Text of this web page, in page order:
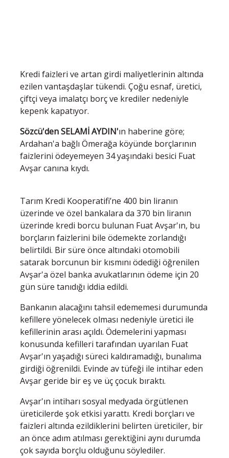
Kredi faizleri ve artan girdi maliyetlerinin altında
ezilen vantaşdaşlar tükendi. Çoğu esnaf, üretici,
çiftçi veya imalatçı borç ve krediler nedeniyle
kepenk kapatıyor.
Sözcü'den SELAMİ AYDIN'ın haberine göre;
Ardahan'a bağlı Ömerağa köyünde borçlarının
faizlerini ödeyemeyen 34 yaşındaki besici Fuat
Avşar canına kıydı.
Tarım Kredi Kooperatifi’ne 400 bin liranın
üzerinde ve özel bankalara da 370 bin liranın
üzerinde kredi borcu bulunan Fuat Avşar'ın, bu
borçların faizlerini bile ödemekte zorlandığı
belirtildi. Bir süre önce altındaki otomobili
satarak borcunun bir kısmını ödediği öğrenilen
Avşar'a özel banka avukatlarının ödeme için 20
gün süre tanıdığı iddia edildi.
Bankanın alacağını tahsil edememesi durumunda
kefillere yönelecek olması nedeniyle üretici ile
kefillerinin arası açıldı. Ödemelerini yapması
konusunda kefilleri tarafından uyarılan Fuat
Avşar'ın yaşadığı süreci kaldıramadığı, bunalıma
girdiği öğrenildi. Evinde av tüfeği ile intihar eden
Avşar geride bir eş ve üç çocuk bıraktı.
Avşar'ın intiharı sosyal medyada örgütlenen
üreticilerde şok etkisi yarattı. Kredi borçları ve
faizleri altında ezildiklerini belirten üreticiler, bir
an önce adım atılması gerektiğini aynı durumda
çok sayıda borçlu olduğunu söylediler.